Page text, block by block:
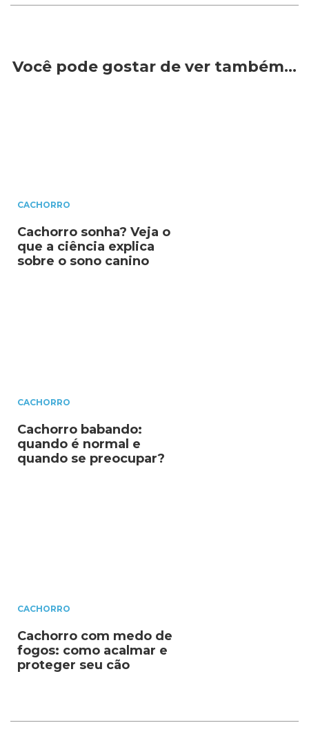
Você pode gostar de ver também…
CACHORRO
Cachorro sonha? Veja o
que a ciência explica
sobre o sono canino
CACHORRO
Cachorro babando:
quando é normal e
quando se preocupar?
CACHORRO
Cachorro com medo de
fogos: como acalmar e
proteger seu cão